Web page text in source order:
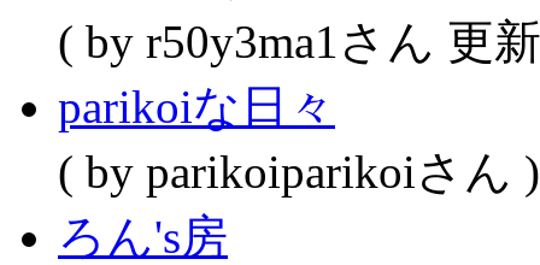
( by r50y3ma1さん 更
parikoiな日々
( by parikoiparikoiさん )
ろん's房